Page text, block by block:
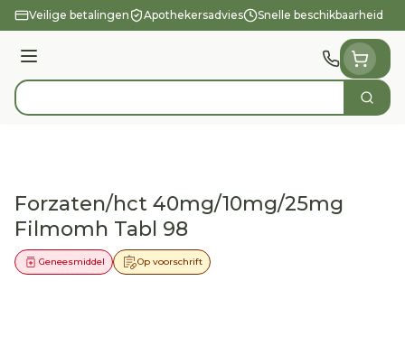
Ga naar de inhoud
Veilige betalingen Apothekersadvies Snelle beschikbaarheid
Menu
Product, merk, categorie... Zoek
Forzaten/hct 40mg/10mg/25mg
Filmomh Tabl 98
Op voorschrift
Geneesmiddel